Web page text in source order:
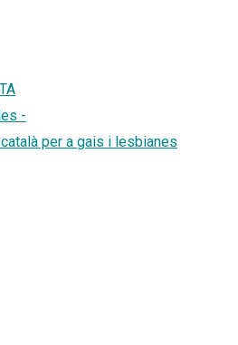
-
per a gais i lesbianes